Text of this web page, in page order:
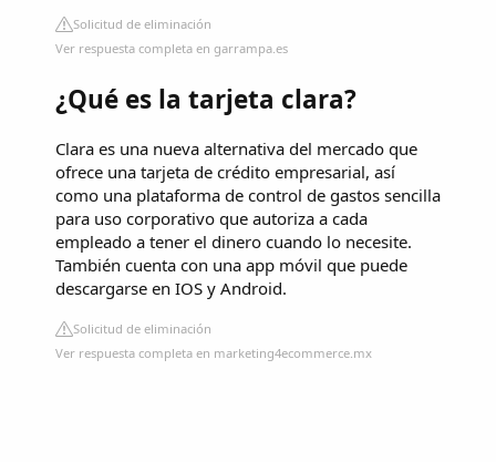
Solicitud de eliminación
Ver respuesta completa en garrampa.es
¿Qué es la tarjeta clara?
Clara es una nueva alternativa del mercado que
ofrece una tarjeta de crédito empresarial, así
como una plataforma de control de gastos sencilla
para uso corporativo que autoriza a cada
empleado a tener el dinero cuando lo necesite.
También cuenta con una app móvil que puede
descargarse en IOS y Android.
Solicitud de eliminación
Ver respuesta completa en marketing4ecommerce.mx